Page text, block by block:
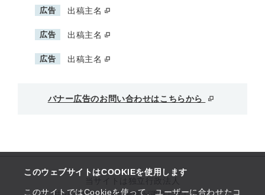
このウェブサイトはCOOKIEを使用します
このサイトではCookieを使って、ユーザーに合わせたコ
広告 出稿主名
広告 出稿主名
広告 出稿主名
バナー広告のお問い合わせはこちらから